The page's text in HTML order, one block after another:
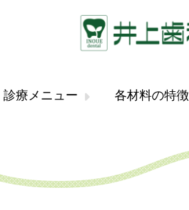
診療メニュー 各材料の特徴